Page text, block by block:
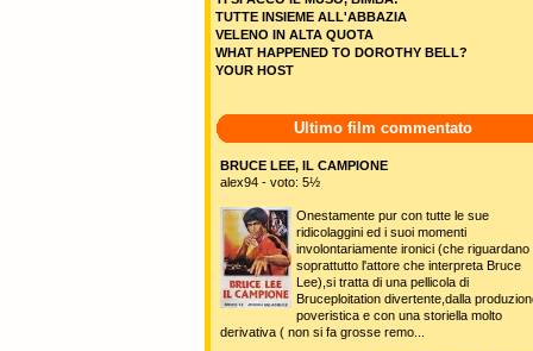
TUTTE INSIEME ALL'ABBAZIA
VELENO IN ALTA QUOTA
WHAT HAPPENED TO DOROTHY BELL?
YOUR HOST
Ultimo film commentato
BRUCE LEE, IL CAMPIONE
alex94 - voto: 5½
Onestamente pur con tutte le sue
ridicolaggini ed i suoi momenti
involontariamente ironici (che riguardano
soprattutto l'attore che interpreta Bruce
Lee),si tratta di una pellicola di
Bruceploitation divertente,dalla
poveristica e con una storiella molto
derivativa ( non si fa grosse remo...